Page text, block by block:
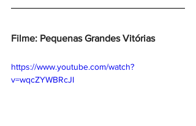
Filme: Pequenas Grandes Vitórias
https://www.youtube.com/watch?
v=wqcZYWBRcJI